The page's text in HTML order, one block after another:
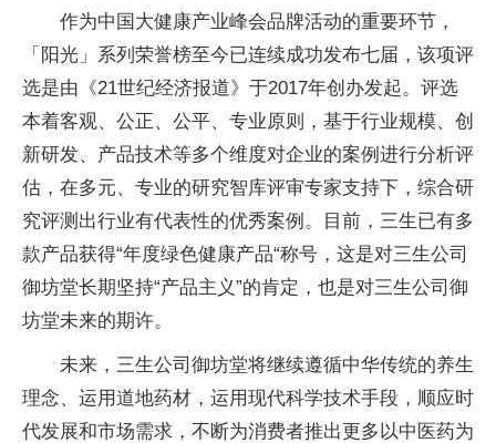
作为中国大健康产业峰会品牌活动的重要环节，
「阳光」系列荣誉榜至今已连续成功发布七届，该项评
选是由《21世纪经济报道》于2017年创办发起。评选
本着客观、公正、公平、专业原则，基于行业规模、创
新研发、产品技术等多个维度对企业的案例进行分析评
估，在多元、专业的研究智库评审专家支持下，综合研
究评测出行业有代表性的优秀案例。目前，三生已有多
款产品获得“年度绿色健康产品“称号，这是对三生公司
御坊堂长期坚持“产品主义”的肯定，也是对三生公司御
坊堂未来的期许。
未来，三生公司御坊堂将继续遵循中华传统的养生
理念、运用道地药材，运用现代科学技术手段，顺应时
代发展和市场需求，不断为消费者推出更多以中医药为